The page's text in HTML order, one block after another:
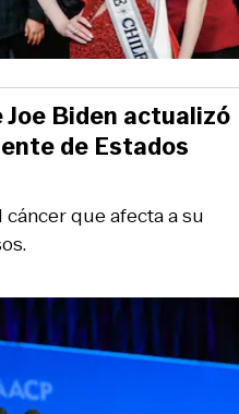
que afecta a su
Joe Biden actualizó
de Estados